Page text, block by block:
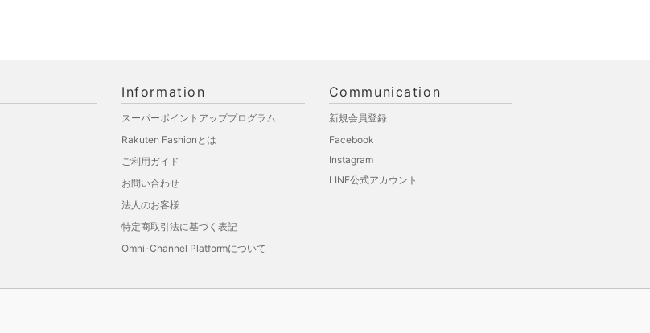
Information
スーパーポイントアッププログラム
Rakuten Fashionとは
ご利用ガイド
お問い合わせ
法人のお客様
特定商取引法に基づく表記
Omni-Channel Platformについて
Communication
新規会員登録
Facebook
Instagram
LINE公式アカウント